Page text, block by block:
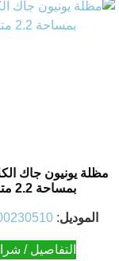
مظلة يونيون جاك
بمساحة 2.2 متر
الموديل:
التفاصيل /